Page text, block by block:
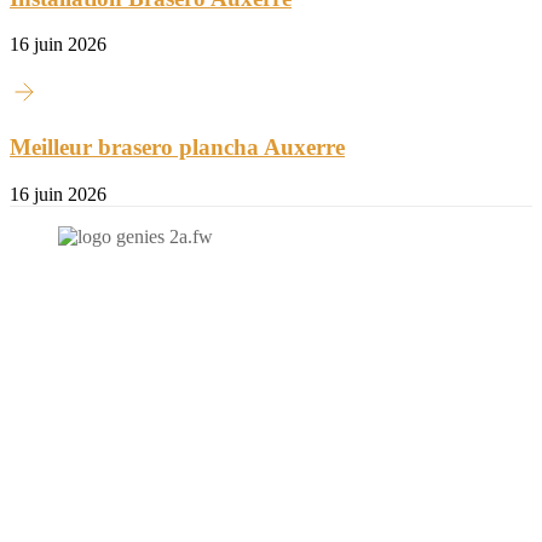
16 juin 2026
Meilleur brasero plancha Auxerre
16 juin 2026